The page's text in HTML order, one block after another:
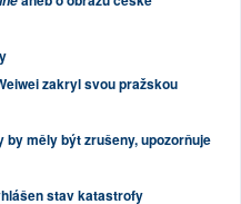
zakryl svou pražskou
měly být zrušeny, upozorňuje
stav katastrofy